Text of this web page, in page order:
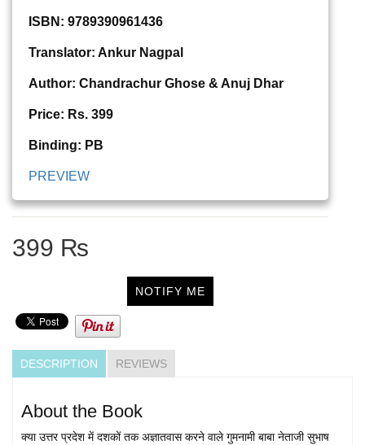
ISBN: 9789390961436
Translator: Ankur Nagpal
Author: Chandrachur Ghose & Anuj Dhar
Price: Rs. 399
Binding: PB
PREVIEW
399 ₨
NOTIFY ME
DESCRIPTION REVIEWS
About the Book
क्या उत्तर प्रदेश में दशकों तक अज्ञातवास करने वाले गुमनामी बाबा नेताजी सुभाष